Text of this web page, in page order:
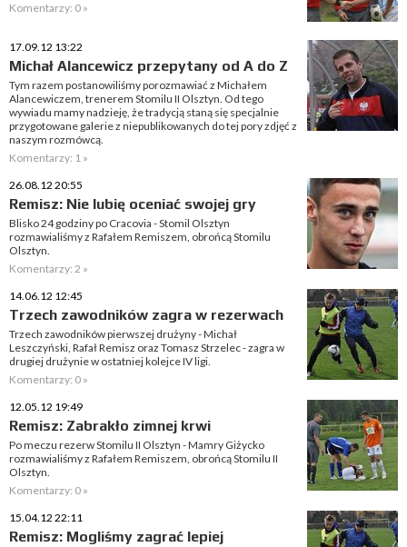
Komentarzy: 0 »
17.09.12 13:22
Michał Alancewicz przepytany od A do Z
Tym razem postanowiliśmy porozmawiać z Michałem
Alancewiczem, trenerem Stomilu II Olsztyn. Od tego
wywiadu mamy nadzieję, że tradycją staną się specjalnie
przygotowane galerie z niepublikowanych do tej pory zdjęć z
naszym rozmówcą.
Komentarzy: 1 »
26.08.12 20:55
Remisz: Nie lubię oceniać swojej gry
Blisko 24 godziny po Cracovia - Stomil Olsztyn
rozmawialiśmy z Rafałem Remiszem, obrońcą Stomilu
Olsztyn.
Komentarzy: 2 »
14.06.12 12:45
Trzech zawodników zagra w rezerwach
Trzech zawodników pierwszej drużyny - Michał
Leszczyński, Rafał Remisz oraz Tomasz Strzelec - zagra w
drugiej drużynie w ostatniej kolejce IV ligi.
Komentarzy: 0 »
12.05.12 19:49
Remisz: Zabrakło zimnej krwi
Po meczu rezerw Stomilu II Olsztyn - Mamry Giżycko
rozmawialiśmy z Rafałem Remiszem, obrońcą Stomilu II
Olsztyn.
Komentarzy: 0 »
15.04.12 22:11
Remisz: Mogliśmy zagrać lepiej